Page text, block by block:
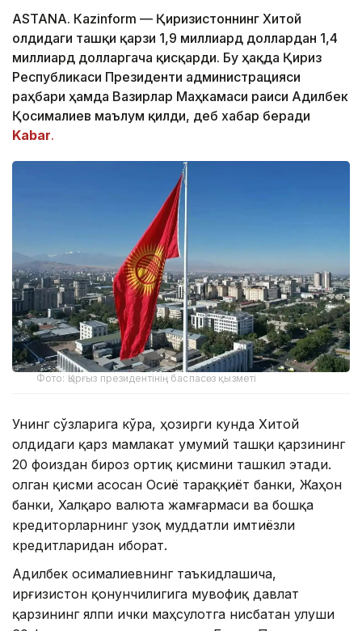
ASTANА. Кazinform — Қирғизистоннинг Хитой
олдидаги ташқи қарзи 1,9 миллиард доллардан 1,4
миллиард долларгача қисқарди. Бу ҳақда Қирғиз
Республикаси Президенти администрацияси
раҳбари ҳамда Вазирлар Маҳкамаси раиси Адилбек
Қосималиев маълум қилди, деб хабар беради
Kabar.
Фото: Қырғыз президентінің баспасөз қызметі
Унинг сўзларига кўра, ҳозирги кунда Хитой
олдидаги қарз мамлакат умумий ташқи қарзининг
20 фоиздан бироз ортиқ қисмини ташкил этади.
Қолган қисми асосан Осиё тараққиёт банки, Жаҳон
банки, Халқаро валюта жамғармаси ва бошқа
кредиторларнинг узоқ муддатли имтиёзли
кредитларидан иборат.
Адилбек Қосималиевнинг таъкидлашича,
Қирғизистон қонунчилигига мувофиқ давлат
қарзининг ялпи ички маҳсулотга нисбатан улуши